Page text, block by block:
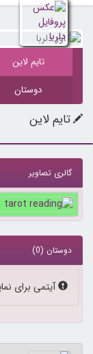
تایم لاین
دوستان
تایم لاین
گالری تصاویر
دوستان (0)
پیام:
آیتمی برای